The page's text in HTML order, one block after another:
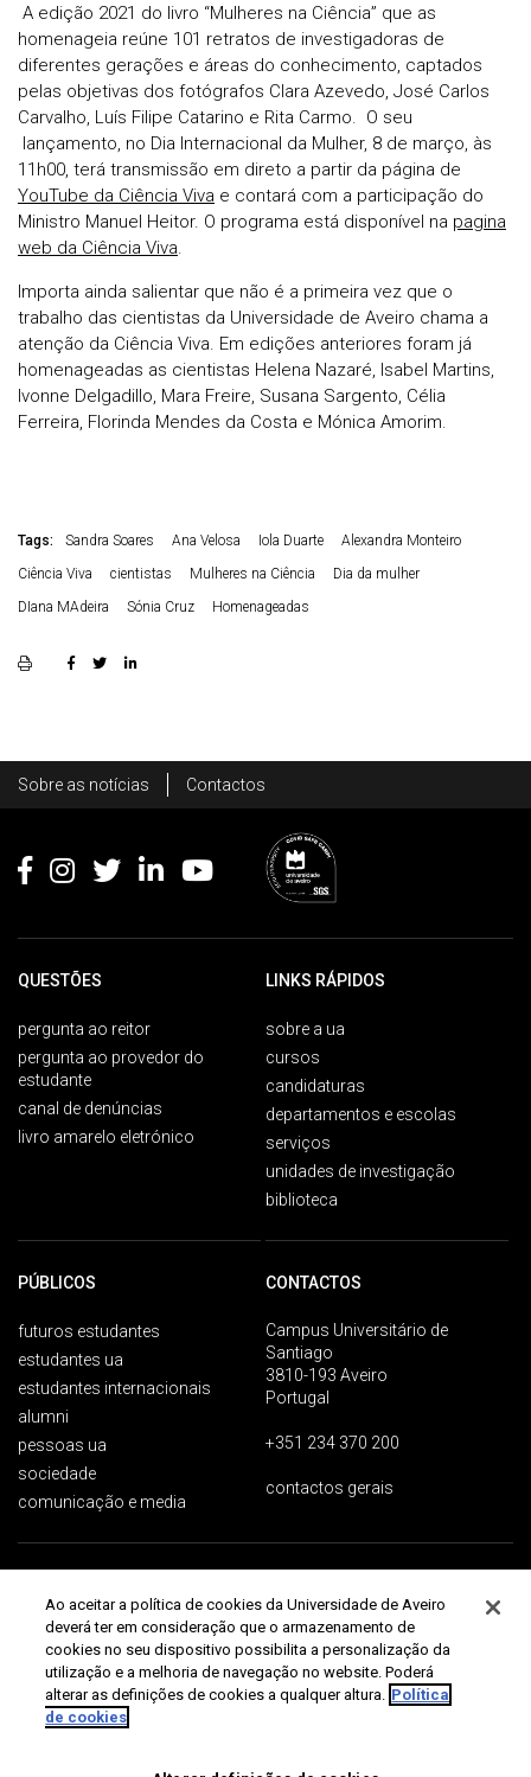
A edição 2021 do livro “Mulheres na Ciência” que as
homenageia reúne 101 retratos de investigadoras de
diferentes gerações e áreas do conhecimento, captados
pelas objetivas dos fotógrafos Clara Azevedo, José Carlos
Carvalho, Luís Filipe Catarino e Rita Carmo. O seu
lançamento, no Dia Internacional da Mulher, 8 de março, às
11h00, terá transmissão em direto a partir da página de
YouTube da Ciência Viva e contará com a participação do
Ministro Manuel Heitor. O programa está disponível na pagina
web da Ciência Viva.
Importa ainda salientar que não é a primeira vez que o
trabalho das cientistas da Universidade de Aveiro chama a
atenção da Ciência Viva. Em edições anteriores foram já
homenageadas as cientistas Helena Nazaré, Isabel Martins,
Ivonne Delgadillo, Mara Freire, Susana Sargento, Célia
Ferreira, Florinda Mendes da Costa e Mónica Amorim.
Tags: Sandra Soares Ana Velosa Iola Duarte
Alexandra Monteiro
Ciência Viva
cientistas Mulheres na Ciência
Dia da mulher
DIana MAdeira
Sónia Cruz Homenageadas
Footer
Sobre as notícias Contactos
QUESTÕES
pergunta ao reitor
pergunta ao provedor do
estudante
canal de denúncias
livro amarelo eletrónico
LINKS RÁPIDOS
sobre a ua
cursos
candidaturas
departamentos e escolas
serviços
unidades de investigação
biblioteca
PÚBLICOS
futuros estudantes
estudantes ua
estudantes internacionais
alumni
pessoas ua
sociedade
comunicação e media
CONTACTOS
Campus Universitário de
Santiago
3810-193 Aveiro
Portugal
+351 234 370 200
contactos gerais
Universidade de Aveiro 2026
Ao aceitar a política de cookies da Universidade de Aveiro
deverá ter em consideração que o armazenamento de
cookies no seu dispositivo possibilita a personalização da
utilização e a melhoria de navegação no website. Poderá
alterar as definições de cookies a qualquer altura. Política
de cookies